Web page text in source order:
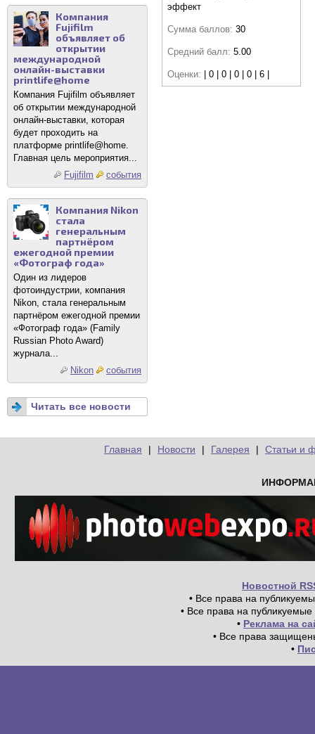
Компания
Fujifilm
объявляет об
открытии
международной
онлайн-выставки
printlife@home
Компания Fujifilm объявляет
об открытии международной
онлайн-выставки, которая
будет проходить на
платформе printlife@home.
Главная цель мероприятия...
Fujifilm
события
Компания Nikon
стала
генеральным
партнёром
ежегодной премии
«Фотограф года»
Один из лидеров
фотоиндустрии, компания
Nikon, стала генеральным
партнёром ежегодной премии
«Фотограф года» (Family
Russian Photo Award)
журнала...
Nikon
события
Читать все новости
эффект
Сумма баллов: 30
Средний балл: 5.00
Оценки: | 0 | 0 | 0 | 0 | 6 |
Главная | Новости | Галерея | Статьи и
Новостной
• Все права на
• Все права на
• Реклама на
• Все права
•